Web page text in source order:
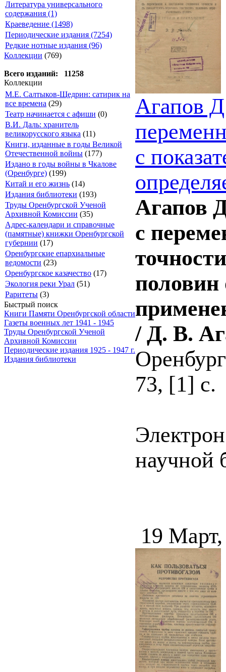
Литература универсального
содержания (1)
Краеведение (1498)
Периодические издания (7254)
Редкие нотные издания (96)
Коллекции (769)
Всего изданий: 11258
Коллекции
М.Е. Салтыков-Щедрин: сатирик на
все времена (29)
Театр начинается с афиши (0)
В.И. Даль: хранитель
великорусского языка (11)
Книги, изданные в годы Великой
Отечественной войны (177)
Издано в годы войны в Чкалове
(Оренбурге) (199)
Китай и его жизнь (14)
Издания библиотеки (193)
Труды Оренбургской Ученой
Архивной Комиссии (35)
Адрес-календари и справочные
(памятные) книжки Оренбургской
губернии (17)
Оренбургские епархиальные
ведомости (23)
Оренбургское казачество (17)
Экология реки Урал (51)
Раритеты (3)
Быстрый поиск
Книги Памяти Оренбургской области
Газеты военных лет 1941 - 1945
Труды Оренбургской Ученой
Архивной Комиссии
Периодические издания 1925 - 1947 г.
Издания библиотеки
Агапов
с
Агапов
с
половин
/ Д. В.
73, [1] с.
научной
19